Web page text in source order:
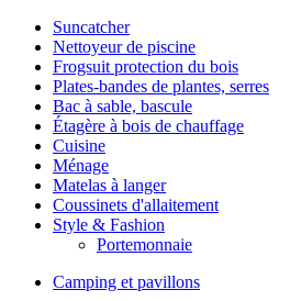
Suncatcher
Nettoyeur de piscine
Frogsuit protection du bois
Plates-bandes de plantes, serres
Bac à sable, bascule
Étagère à bois de chauffage
Cuisine
Ménage
Matelas à langer
Coussinets d'allaitement
Style & Fashion
Portemonnaie
Camping et pavillons